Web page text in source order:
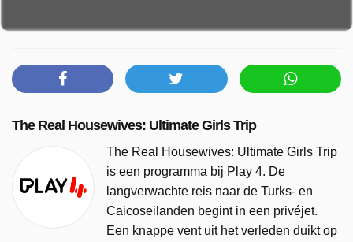
The Real Housewives: Ultimate Girls Trip
The Real Housewives: Ultimate Girls Trip
is een programma bij Play 4. De
langverwachte reis naar de Turks- en
Caicoseilanden begint in een privéjet.
Een knappe vent uit het verleden duikt op